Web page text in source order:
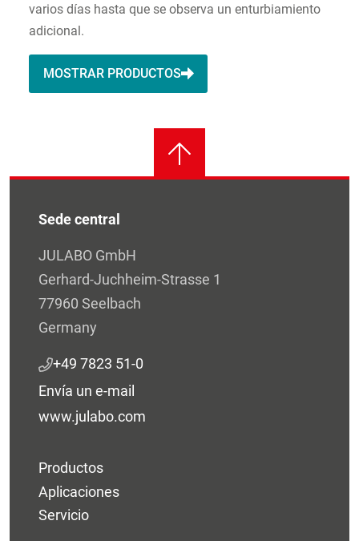
varios días hasta que se observa un enturbiamiento
adicional.
MOSTRAR PRODUCTOS
Sede central
JULABO GmbH
Gerhard-Juchheim-Strasse 1
77960 Seelbach
Germany
+49 7823 51-0
Envía un e-mail
www.julabo.com
Productos
Aplicaciones
Servicio